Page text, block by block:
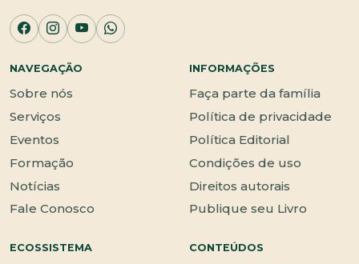
NAVEGAÇÃO
Sobre nós
Serviços
Eventos
Formação
Notícias
Fale Conosco
INFORMAÇÕES
Faça parte da família
Política de privacidade
Política Editorial
Condições de uso
Direitos autorais
Publique seu Livro
ECOSSISTEMA CONTEÚDOS